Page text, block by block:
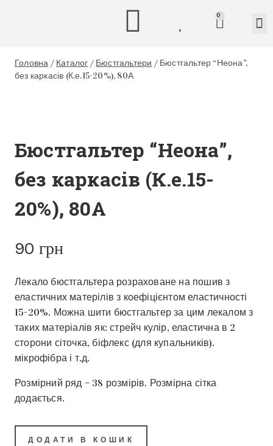
0
Головна / Каталог / Бюстгальтери / Бюстгальтер “Неона”,
без каркасів (К.е.15-20%), 80А
Бюстгальтер “Неона”,
без каркасів (К.е.15-
20%), 80А
90 грн
Лекало бюстгальтера розраховане на пошив з
еластичних матерілів з коефіцієнтом еластичності
15-20%. Можна шити бюстгальтер за цим лекалом з
таких матеріалів як: стрейч кулір, еластична в 2
сторони сіточка, біфлекс (для купальників).
мікрофібра і т.д.
Розмірний ряд – 38 розмірів. Розмірна сітка
додається.
ДОДАТИ В КОШИК